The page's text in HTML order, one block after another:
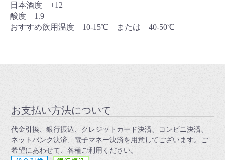
日本酒度 +12
酸度 1.9
おすすめ飲用温度 10-15℃ または 40-50℃
お支払い方法について
代金引換、銀行振込、クレジットカード決済、コンビニ決済、
ネットバンク決済、電子マネー決済を用意してございます。ご
希望にあわせて、各種ご利用ください。